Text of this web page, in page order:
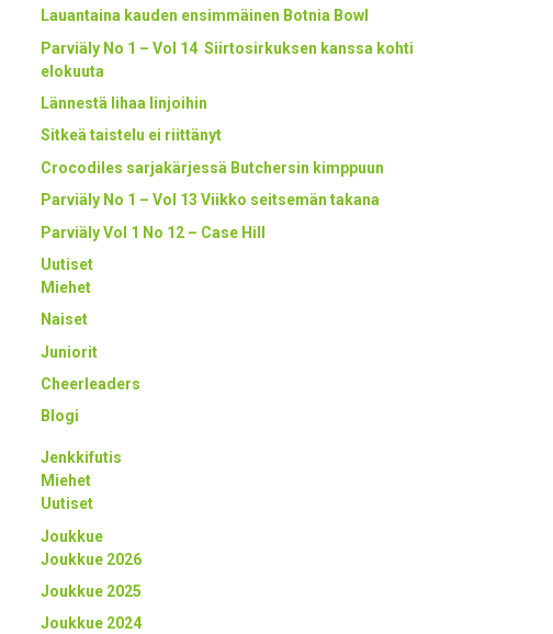
Lauantaina kauden ensimmäinen Botnia Bowl
Parviäly No 1 – Vol 14 Siirtosirkuksen kanssa kohti
elokuuta
Lännestä lihaa linjoihin
Sitkeä taistelu ei riittänyt
Crocodiles sarjakärjessä Butchersin kimppuun
Parviäly No 1 – Vol 13 Viikko seitsemän takana
Parviäly Vol 1 No 12 – Case Hill
Uutiset
Miehet
Naiset
Juniorit
Cheerleaders
Blogi
Jenkkifutis
Miehet
Uutiset
Joukkue
Joukkue 2026
Joukkue 2025
Joukkue 2024